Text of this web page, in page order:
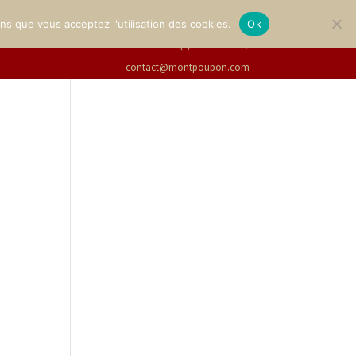
GALLERY TICKETS English
+33(0)2 47 94 21 15/
contact@montpoupon.com
que vous acceptez l'utilisation des cookies. Ok